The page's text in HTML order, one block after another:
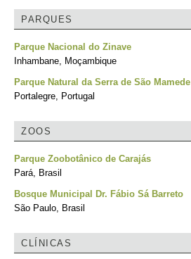
PARQUES
Parque Nacional do Zinave
Inhambane, Moçambique
Parque Natural da Serra de São Mamede
Portalegre, Portugal
ZOOS
Parque Zoobotânico de Carajás
Pará, Brasil
Bosque Municipal Dr. Fábio Sá Barreto
São Paulo, Brasil
CLÍNICAS